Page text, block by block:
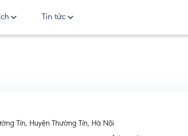
Tin tức
Tín, Huyện Thường Tín, Hà Nội